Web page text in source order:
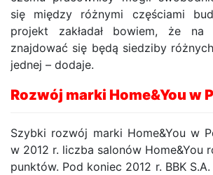
się między różnymi częściami
projekt zakładał bowiem, że na
znajdować się będą siedziby
jednej – dodaje.
Rozwój marki Home&You w
Szybki rozwój marki Home&You w
w 2012 r. liczba salonów Home&You
punktów. Pod koniec 2012 r. BBK